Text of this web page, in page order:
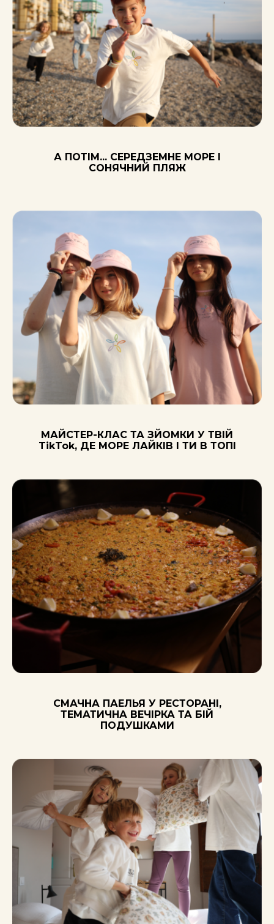
А ПОТІМ... СЕРЕДЗЕМНЕ МОРЕ І
СОНЯЧНИЙ ПЛЯЖ
МАЙСТЕР-КЛАС ТА ЗЙОМКИ У ТВІЙ
TikTok, ДЕ МОРЕ ЛАЙКІВ І ТИ В ТОПІ
СМАЧНА ПАЕЛЬЯ У РЕСТОРАНІ,
ТЕМАТИЧНА ВЕЧІРКА ТА БІЙ
ПОДУШКАМИ
ОБИРАЙТЕ
ФОРМАТ
Комфортне
проживання
Діти проживають в сучасних
умовах із усіма зручностями